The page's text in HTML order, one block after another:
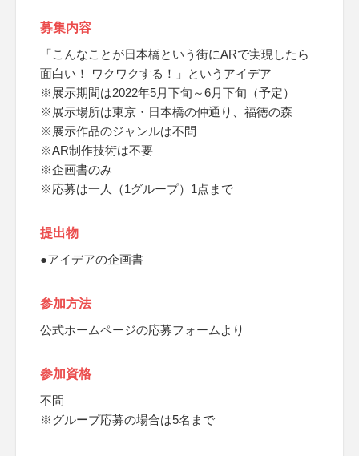
募集内容
「こんなことが日本橋という街にARで実現したら
面白い！ ワクワクする！」というアイデア
※展示期間は2022年5月下旬～6月下旬（予定）
※展示場所は東京・日本橋の仲通り、福徳の森
※展示作品のジャンルは不問
※AR制作技術は不要
※企画書のみ
※応募は一人（1グループ）1点まで
提出物
●アイデアの企画書
参加方法
公式ホームページの応募フォームより
参加資格
不問
※グループ応募の場合は5名まで